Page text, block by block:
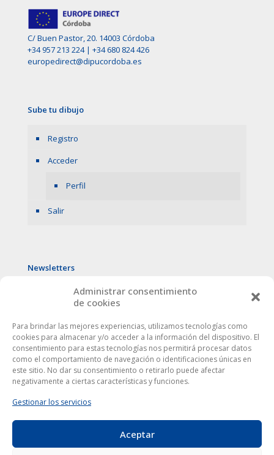
Administrar consentimiento
de cookies
Para brindar las mejores experiencias, utilizamos tecnologías como
cookies para almacenar y/o acceder a la información del dispositivo. El
consentimiento para estas tecnologías nos permitirá procesar datos
como el comportamiento de navegación o identificaciones únicas en
este sitio. No dar su consentimiento o retirarlo puede afectar
negativamente a ciertas características y funciones.
Gestionar los servicios
Aceptar
C/ Buen Pastor, 20. 14003 Córdoba
+34 957 213 224| +34 680 824 426
europedirect@dipucordoba.es
Sube tu dibujo
Registro
Acceder
Perfil
Salir
Newsletters
Este sitio web utiliza cookies para mejorar tu experiencia. Al